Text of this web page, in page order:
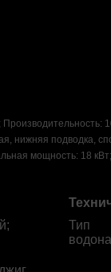
нижняя подводка,
мощность: 18
Тип